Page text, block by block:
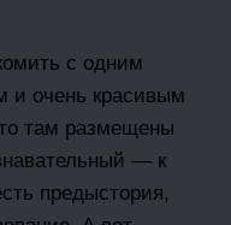
с одним
и очень красивым
там размещены
— к
предыстория,